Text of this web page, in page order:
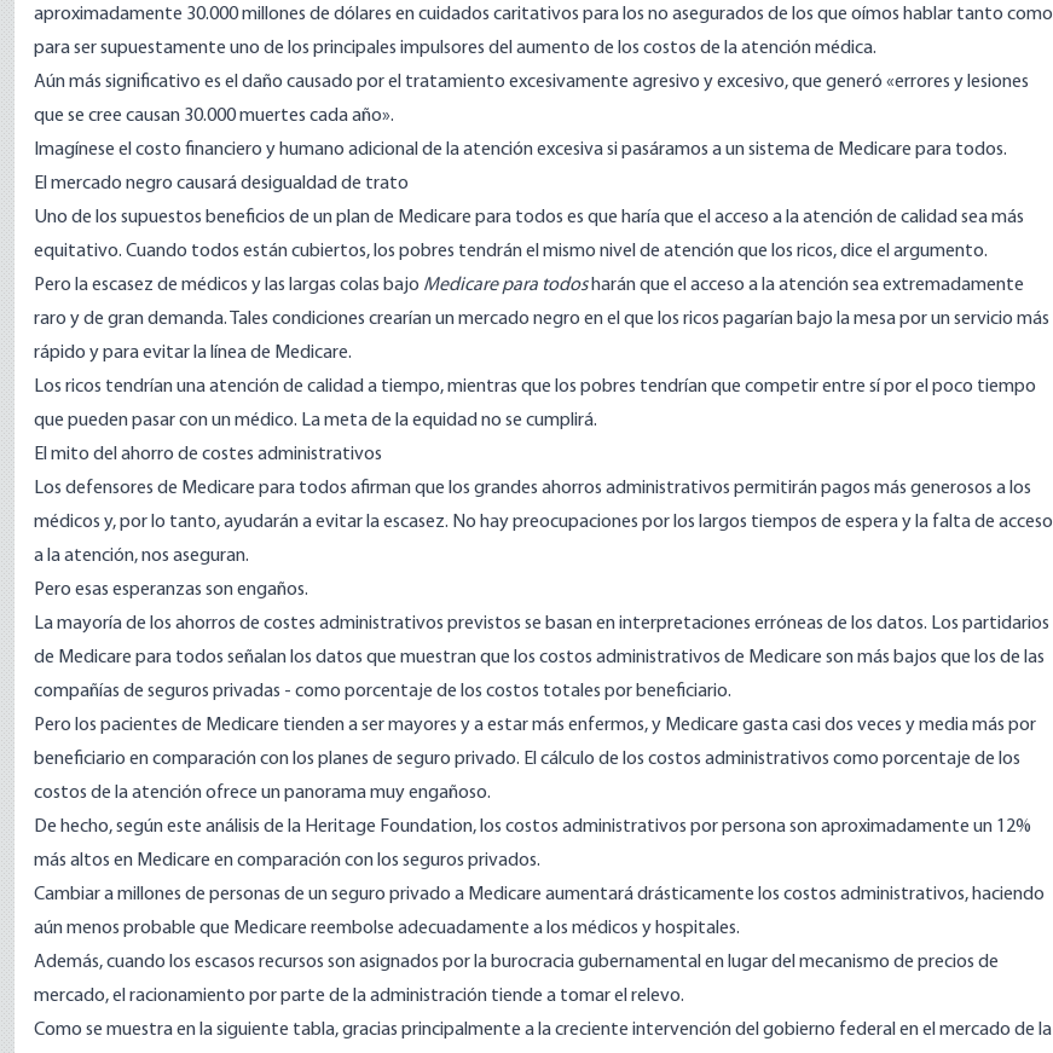
aproximadamente 30.000 millones de dólares en cuidados caritativos para los no asegurados de los que oímos hablar tanto como
para ser supuestamente uno de los principales impulsores del aumento de los costos de la atención médica.
Aún más significativo es el daño causado por el tratamiento excesivamente agresivo y excesivo, que generó «errores y lesiones
que se cree causan 30.000 muertes cada año».
Imagínese el costo financiero y humano adicional de la atención excesiva si pasáramos a un sistema de Medicare para todos.
El mercado negro causará desigualdad de trato
Uno de los supuestos beneficios de un plan de Medicare para todos es que haría que el acceso a la atención de calidad sea más
equitativo. Cuando todos están cubiertos, los pobres tendrán el mismo nivel de atención que los ricos, dice el argumento.
Pero la escasez de médicos y las largas colas bajo Medicare para todosharán que el acceso a la atención sea extremadamente
raro y de gran demanda. Tales condiciones crearían un mercado negro en el que los ricos pagarían bajo la mesa por un servicio más
rápido y para evitar la línea de Medicare.
Los ricos tendrían una atención de calidad a tiempo, mientras que los pobres tendrían que competir entre sí por el poco tiempo
que pueden pasar con un médico. La meta de la equidad no se cumplirá.
El mito del ahorro de costes administrativos
Los defensores de Medicare para todos afirman que los grandes ahorros administrativos permitirán pagos más generosos a los
médicos y, por lo tanto, ayudarán a evitar la escasez. No hay preocupaciones por los largos tiempos de espera y la falta de acceso
a la atención, nos aseguran.
Pero esas esperanzas son engaños.
La mayoría de los ahorros de costes administrativos previstos se basan en interpretaciones erróneas de los datos. Los partidarios
de Medicare para todos señalan los datos que muestran que los costos administrativos de Medicare son más bajos que los de las
compañías de seguros privadas - como porcentaje de los costos totales por beneficiario.
Pero los pacientes de Medicare tienden a ser mayores y a estar más enfermos, y Medicare gasta casi dos veces y media más por
beneficiario en comparación con los planes de seguro privado. El cálculo de los costos administrativos como porcentaje de los
costos de la atención ofrece un panorama muy engañoso.
De hecho, segúneste análisis de la Heritage Foundation, los costos administrativos por persona son aproximadamente un 12%
más altos en Medicare en comparación con los seguros privados.
Cambiar a millones de personas de un seguro privado a Medicare aumentará drásticamente los costos administrativos, haciendo
aún menos probable que Medicare reembolse adecuadamente a los médicos y hospitales.
Además, cuando los escasos recursos son asignados por la burocracia gubernamental en lugar del mecanismo de precios de
mercado, el racionamiento por parte de la administración tiende a tomar el relevo.
Como se muestra en la siguiente tabla, gracias principalmente a la creciente intervención del gobierno federal en el mercado de la